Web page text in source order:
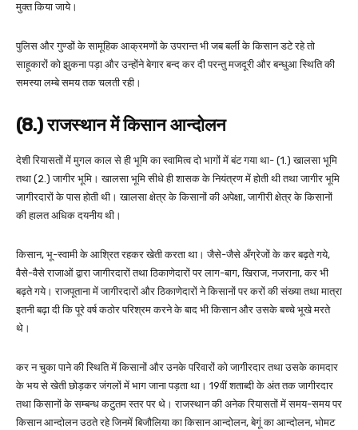
मुक्त किया जाये।
पुलिस और गुण्डों के सामूहिक आक्रमणों के उपरान्त भी जब बर्ली के किसान डटे रहे तो
साहूकारों को झुकना पड़ा और उन्होंने बेगार बन्द कर दी परन्तु मजदूरी और बन्धुआ स्थिति की
समस्या लम्बे समय तक चलती रही।
(8.) राजस्थान में किसान आन्दोलन
देशी रियासतों में मुगल काल से ही भूमि का स्वामित्व दो भागों में बंट गया था- (1.) खालसा भूमि
तथा (2.) जागीर भूमि। खालसा भूमि सीधे ही शासक के नियंत्रण में होती थी तथा जागीर भूमि
जागीरदारों के पास होती थी। खालसा क्षेत्र के किसानों की अपेक्षा, जागीरी क्षेत्र के किसानों
की हालत अधिक दयनीय थी।
किसान, भू-स्वामी के आश्रित रहकर खेती करता था। जैसे-जैसे अँग्रेजों के कर बढ़ते गये,
वैसे-वैसे राजाओं द्वारा जागीरदारों तथा ठिकाणेदारों पर लाग-बाग, खिराज, नजराना, कर भी
बढ़ते गये। राजपूताना में जागीरदारों और ठिकाणेदारों ने किसानों पर करों की संख्या तथा मात्रा
इतनी बढ़ा दी कि पूरे वर्ष कठोर परिश्रम करने के बाद भी किसान और उसके बच्चे भूखे मरते
थे।
कर न चुका पाने की स्थिति में किसानों और उनके परिवारों को जागीरदार तथा उसके कामदार
के भय से खेती छोड़कर जंगलों में भाग जाना पड़ता था। 19वीं शताब्दी के अंत तक जागीरदार
तथा किसानों के सम्बन्ध कटुतम स्तर पर थे। राजस्थान की अनेक रियासतों में समय-समय पर
किसान आन्दोलन उठते रहे जिनमें बिजौलिया का किसान आन्दोलन, बेगूं का आन्दोलन, भोमट